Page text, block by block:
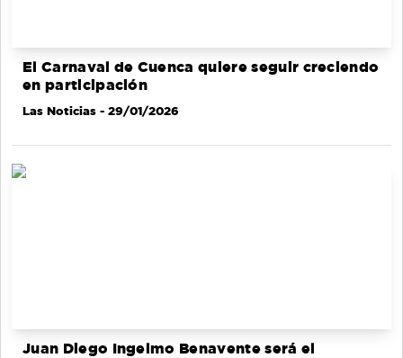
El Carnaval de Cuenca quiere seguir creciendo
en participación
Las Noticias - 29/01/2026
Juan Diego Ingelmo Benavente será el